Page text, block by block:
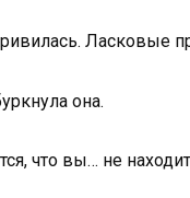
Ласковые
она.
что вы… не